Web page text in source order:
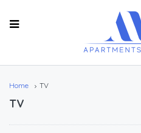
Home TV
TV